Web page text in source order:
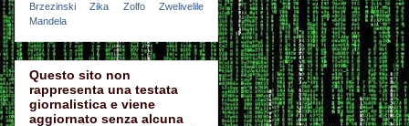
Brzezinski
Zika Zolfo
Zwelivelile
Mandela
Questo sito non
rappresenta una testata
giornalistica e viene
aggiornato senza alcuna